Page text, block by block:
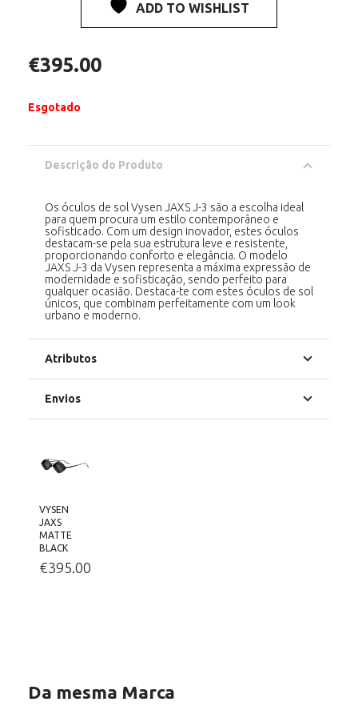
ADD TO WISHLIST
€395.00
Esgotado
Descrição do Produto
Os óculos de sol Vysen JAXS J-3 são a escolha ideal
para quem procura um estilo contemporâneo e
sofisticado. Com um design inovador, estes óculos
destacam-se pela sua estrutura leve e resistente,
proporcionando conforto e elegância. O modelo
JAXS J-3 da Vysen representa a máxima expressão de
modernidade e sofisticação, sendo perfeito para
qualquer ocasião. Destaca-te com estes óculos de sol
únicos, que combinam perfeitamente com um look
urbano e moderno.
Atributos
Envios
VYSEN
JAXS
MATTE
BLACK
€395.00
Da mesma Marca